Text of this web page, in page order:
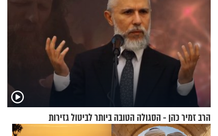
הרב זמיר כהן - הסגולה הטובה ביותר לביטול גזירות